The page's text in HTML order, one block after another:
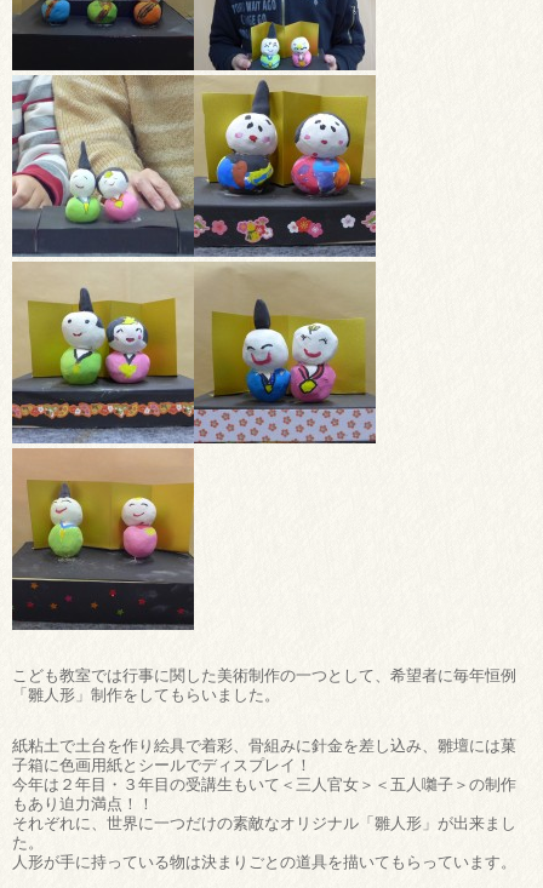
こども教室では行事に関した美術制作の一つとして、希望者に毎年恒例
「雛人形」制作をしてもらいました。
紙粘土で土台を作り絵具で着彩、骨組みに針金を差し込み、雛壇には菓
子箱に色画用紙とシールでディスプレイ！
今年は２年目・３年目の受講生もいて＜三人官女＞＜五人囃子＞の制作
もあり迫力満点！！
それぞれに、世界に一つだけの素敵なオリジナル「雛人形」が出来まし
た。
人形が手に持っている物は決まりごとの道具を描いてもらっています。